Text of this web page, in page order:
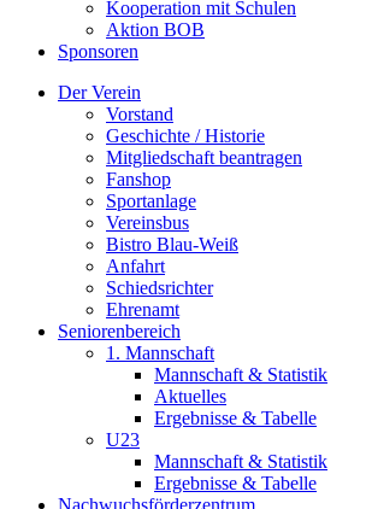
Kooperation mit Schulen
Aktion BOB
Sponsoren
Der Verein
Vorstand
Geschichte / Historie
Mitgliedschaft beantragen
Fanshop
Sportanlage
Vereinsbus
Bistro Blau-Weiß
Anfahrt
Schiedsrichter
Ehrenamt
Seniorenbereich
1. Mannschaft
Mannschaft & Statistik
Aktuelles
Ergebnisse & Tabelle
U23
Mannschaft & Statistik
Ergebnisse & Tabelle
Nachwuchsförderzentrum